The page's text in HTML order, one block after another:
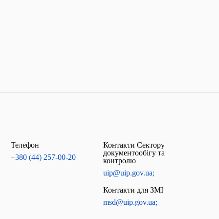
Телефон
+380 (44) 257-00-20
Контакти Сектору
документообігу та
контролю
uip@uip.gov.ua;
Контакти для ЗМІ
msd@uip.gov.ua;